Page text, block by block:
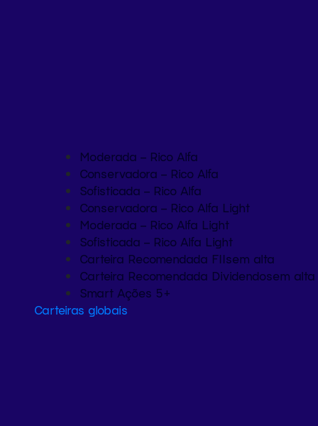
Moderada – Rico Alfa
Conservadora – Rico Alfa
Sofisticada – Rico Alfa
Conservadora – Rico Alfa Light
Moderada – Rico Alfa Light
Sofisticada – Rico Alfa Light
Carteira Recomendada FIIsem alta
Carteira Recomendada Dividendosem alta
Smart Ações 5+
Carteiras globais